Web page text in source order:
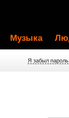
Музыка
Я забыл пароль